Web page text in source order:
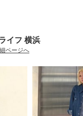
イフ 横浜
ページへ